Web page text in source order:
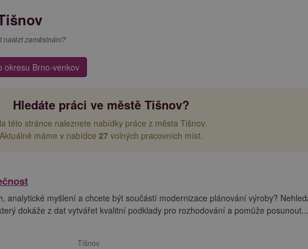
nalézt zaměstnání?
okresu Brno-venkov
Hledáte práci ve městě Tišnov?
této stránce naleznete nabídky práce z města Tišnov.
Aktuálně máme v nabídce 27volných pracovních míst.
analytické myšlení a chcete být součástí modernizace plánování výroby?
dokáže z dat vytvářet kvalitní podklady pro rozhodování a pomůže posunout...
Tišnov